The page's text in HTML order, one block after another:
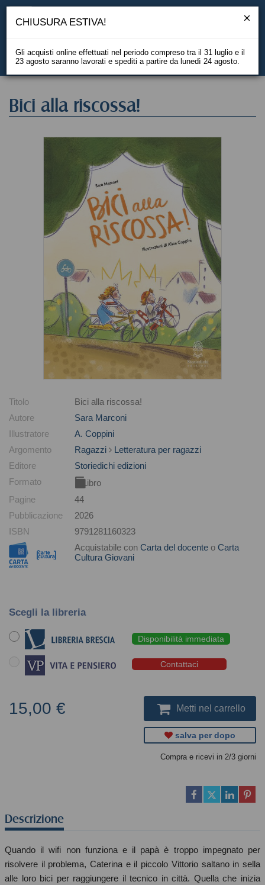
EN
Bici alla riscossa!
Titolo
Bici alla riscossa!
Autore
Sara Marconi
Illustratore
A. Coppini
Argomento
Ragazzi
Letteratura per ragazzi
Editore
Storiedichi edizioni
Formato
Libro
Pagine
44
Pubblicazione
2026
ISBN
9791281160323
Acquistabile con Carta del docente o Carta
Cultura Giovani
Scegli la libreria
Disponibilità immediata
Contattaci
15,00 € Metti nel carrello
salva per dopo
Compra e ricevi in 2/3 giorni
Descrizione
Quando il wifi non funziona e il papà è troppo impegnato per
risolvere il problema, Caterina e il piccolo Vittorio saltano in sella
alle loro bici per raggiungere il tecnico in città. Quella che inizia
CHIUSURA ESTIVA!
Gli acquisti online effettuati nel periodo compreso tra il 31 luglio e il
23 agosto saranno lavorati e spediti a partire da lunedì 24 agosto.